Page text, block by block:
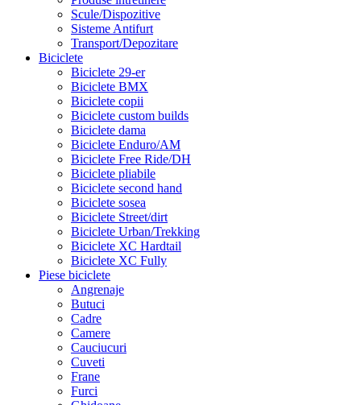
Scule/Dispozitive
Sisteme Antifurt
Transport/Depozitare
Biciclete
Biciclete 29-er
Biciclete BMX
Biciclete copii
Biciclete custom builds
Biciclete dama
Biciclete Enduro/AM
Biciclete Free Ride/DH
Biciclete pliabile
Biciclete second hand
Biciclete sosea
Biciclete Street/dirt
Biciclete Urban/Trekking
Biciclete XC Hardtail
Biciclete XC Fully
Piese biciclete
Angrenaje
Butuci
Cadre
Camere
Cauciucuri
Cuveti
Frane
Furci